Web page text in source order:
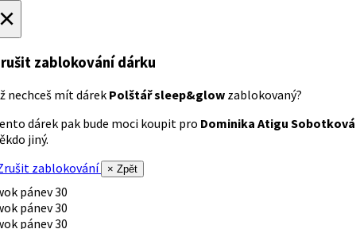
zablokování dárku
nechceš mít dárek Polštář sleep&glow zablokovaný?
dárek pak bude moci koupit pro Dominika Atigu Sobotková
jiný.
zablokování
× Zpět